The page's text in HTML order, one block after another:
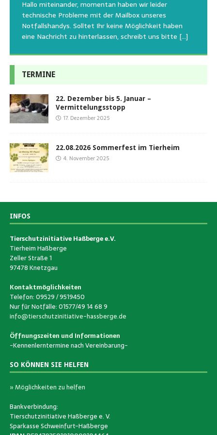
Hallo miteinander, momentan haben wir leider
technische Probleme mit der Mailbox unseres
Notfallshandys. Solltet Ihr keine Möglichkeit haben
eine Nachricht zu hinterlassen, schreibt uns bitte […]
Tierschutzinitiative Haßberge natürlich, wie auch in
den letzten 20 Jahren, immer noch für alle verwaisten
oder[…]
Sommerfest das Hundehaus zum Schutz unserer Tiere
geschlossen bleibt.Viele unserer Hunde erleben einen
emotionalen Stress bei Begegnung[…]
die gesteigerten Kosten auch uns so richtig in die Knie
und[…]
TERMINE
22. Dezember bis 5. Januar –
Vermittelungsstopp
17. Dezember 2025
22.08.2026 Sommerfest im Tierheim
4. November 2025
INFOS
Tierschutzinitiative Haßberge e.V.
Tierheim Haßberge
Zeller Straße 1
97478 Knetzgau
Kontaktmöglichkeiten
Telefon: 09529 / 9519450
Nur für Notfälle: 01577/49 14 68 9
info@tierschutzinitiative-hassberge.de
Öffnungszeiten und Informationen
-Kennenlerntermine nach Vereinbarung-
SO KÖNNEN SIE HELFEN
» Möglichkeiten zu helfen
Bankverbindung:
Tierschutzinitiative Haßberge e. V.
Sparkasse Schweinfurt-Haßberge